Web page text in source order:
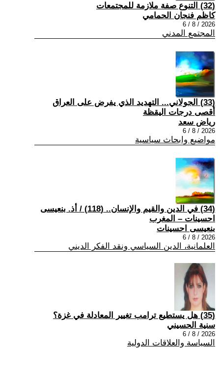
(32) التنوع صفة ملازمة للمجتمعات
كاظم فنجان الحمامي
2026 / 8 / 6
المجتمع المدني
(33) الجولاني... التهديد الذي يفرض على العراق
أقصى درجات اليقظة
رياض سعد
2026 / 8 / 6
مواضيع وابحاث سياسية
(34) في الدين والقيم والإنسان.. (118) / أذ. بنعيسى
احسينات – المغرب
بنعيسى احسينات
2026 / 8 / 6
العلمانية، الدين السياسي ونقد الفكر الديني
(35) هل يستطيع ترامب تغيير المعادلة في غزة؟
سنية الحسيني
2026 / 8 / 6
السياسة والعلاقات الدولية